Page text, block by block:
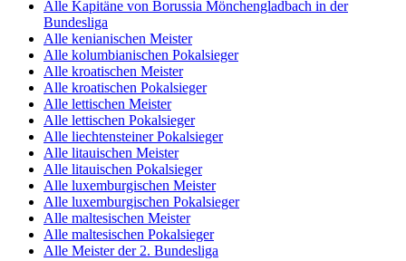
Alle Kapitäne von Borussia Mönchengladbach in der
Bundesliga
Alle kenianischen Meister
Alle kolumbianischen Pokalsieger
Alle kroatischen Meister
Alle kroatischen Pokalsieger
Alle lettischen Meister
Alle lettischen Pokalsieger
Alle liechtensteiner Pokalsieger
Alle litauischen Meister
Alle litauischen Pokalsieger
Alle luxemburgischen Meister
Alle luxemburgischen Pokalsieger
Alle maltesischen Meister
Alle maltesischen Pokalsieger
Alle Meister der 2. Bundesliga